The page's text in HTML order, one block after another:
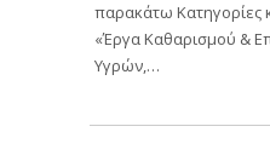
παρακάτω Κατηγορίες
«Έργα Καθαρισμού &
Υγρών,…